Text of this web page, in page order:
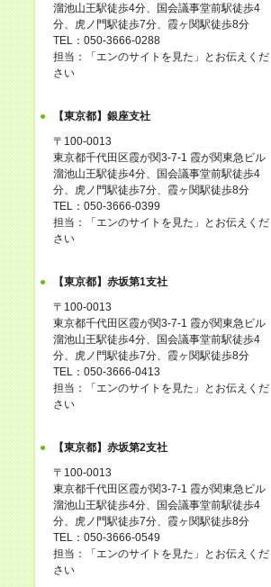
溜池山王駅徒歩4分、国会議事堂前駅徒歩4
分、虎ノ門駅徒歩7分、霞ヶ関駅徒歩8分
TEL：050-3666-0288
担当：「エンのサイトを見た」とお伝えくだ
さい
【東京都】銀座支社
〒100-0013
東京都千代田区霞が関3-7-1 霞が関東急ビル
溜池山王駅徒歩4分、国会議事堂前駅徒歩4
分、虎ノ門駅徒歩7分、霞ヶ関駅徒歩8分
TEL：050-3666-0399
担当：「エンのサイトを見た」とお伝えくだ
さい
【東京都】赤坂第1支社
〒100-0013
東京都千代田区霞が関3-7-1 霞が関東急ビル
溜池山王駅徒歩4分、国会議事堂前駅徒歩4
分、虎ノ門駅徒歩7分、霞ヶ関駅徒歩8分
TEL：050-3666-0413
担当：「エンのサイトを見た」とお伝えくだ
さい
【東京都】赤坂第2支社
〒100-0013
東京都千代田区霞が関3-7-1 霞が関東急ビル
溜池山王駅徒歩4分、国会議事堂前駅徒歩4
分、虎ノ門駅徒歩7分、霞ヶ関駅徒歩8分
TEL：050-3666-0549
担当：「エンのサイトを見た」とお伝えくだ
さい